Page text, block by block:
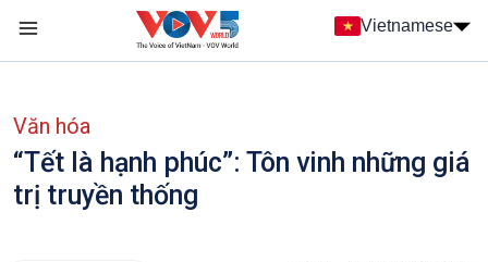
Nhảy đến nội dung
Vietnamese
Văn hóa
“Tết là hạnh phúc”: Tôn vinh những giá
trị truyền thống